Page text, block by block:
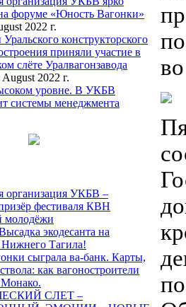
форуме «Юность Вагонки»
2022 г.
конструкторского
приняли участие в
слёте Уралвагонзавода
2022 г.
уровне. В УКБВ
системы менеджмента
организация УКБВ –
фестиваля КВН
молодёжи
экодесанта на
Нижнего Тагила!
сыграла ва-банк. Карты,
как вагоностроители
Монако.
СЛЕТ –